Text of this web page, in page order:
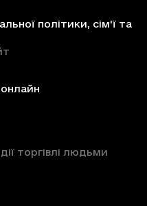
політики, сім'ї та
торгівлі людьми